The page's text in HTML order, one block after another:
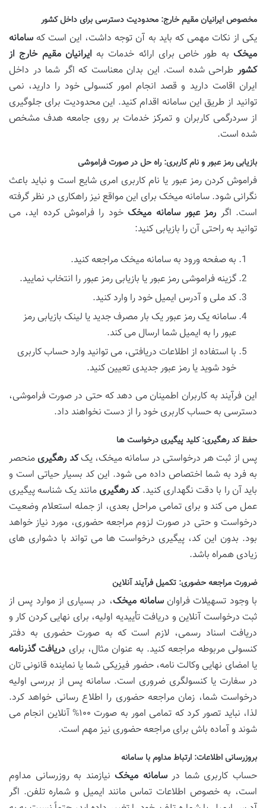
مخصوص ایرانیان مقیم خارج: محدودیت دسترسی برای داخل کشور
یکی از نکات مهمی که باید به آن توجه داشت، این است که سامانه
میخک به طور خاص برای ارائه خدمات به ایرانیان مقیم خارج از
کشور طراحی شده است. این بدان معناست که اگر شما در داخل
ایران اقامت دارید و قصد انجام امور کنسولی خود را دارید، نمی
توانید از طریق این سامانه اقدام کنید. این محدودیت برای جلوگیری
از سردرگمی کاربران و تمرکز خدمات بر روی جامعه هدف مشخص
شده است.
بازیابی رمز عبور و نام کاربری: راه حل در صورت فراموشی
فراموش کردن رمز عبور یا نام کاربری امری شایع است و نباید باعث
نگرانی شود. سامانه میخک برای این مواقع نیز راهکاری در نظر گرفته
است. اگر رمز عبور سامانه میخک خود را فراموش کرده اید، می
توانید به راحتی آن را بازیابی کنید:
به صفحه ورود به سامانه میخک مراجعه کنید.
گزینه فراموشی رمز عبور یا بازیابی رمز عبور را انتخاب نمایید.
کد ملی و آدرس ایمیل خود را وارد کنید.
سامانه یک رمز عبور یک بار مصرف جدید یا لینک بازیابی رمز
عبور را به ایمیل شما ارسال می کند.
با استفاده از اطلاعات دریافتی، می توانید وارد حساب کاربری
خود شوید یا رمز عبور جدیدی تعیین کنید.
این فرآیند به کاربران اطمینان می دهد که حتی در صورت فراموشی،
دسترسی به حساب کاربری خود را از دست نخواهند داد.
حفظ کد رهگیری: کلید پیگیری درخواست ها
پس از ثبت هر درخواستی در سامانه میخک، یککد رهگیری منحصر
به فرد به شما اختصاص داده می شود. این کد بسیار حیاتی است و
باید آن را با دقت نگهداری کنید.کد رهگیری مانند یک شناسه پیگیری
عمل می کند و برای تمامی مراحل بعدی، از جمله استعلام وضعیت
درخواست و حتی در صورت لزوم مراجعه حضوری، مورد نیاز خواهد
بود. بدون این کد، پیگیری درخواست ها می تواند با دشواری های
زیادی همراه باشد.
ضرورت مراجعه حضوری: تکمیل فرآیند آنلاین
با وجود تسهیلات فراوانسامانه میخک، در بسیاری از موارد پس از
ثبت درخواست آنلاین و دریافت تأییدیه اولیه، برای نهایی کردن کار و
دریافت اسناد رسمی، لازم است که به صورت حضوری به دفتر
کنسولی مربوطه مراجعه کنید. به عنوان مثال، برای دریافت گذرنامه
یا امضای نهایی وکالت نامه، حضور فیزیکی شما یا نماینده قانونی تان
در سفارت یا کنسولگری ضروری است. سامانه پس از بررسی اولیه
درخواست شما، زمان مراجعه حضوری را اطلاع رسانی خواهد کرد.
لذا، نباید تصور کرد که تمامی امور به صورت ۱۰۰% آنلاین انجام می
شوند و آماده باش برای مراجعه حضوری نیز مهم است.
بروزرسانی اطلاعات: ارتباط مداوم با سامانه
حساب کاربری شما درسامانه میخک نیازمند به روزرسانی مداوم
است، به خصوص اطلاعات تماس مانند ایمیل و شماره تلفن. اگر